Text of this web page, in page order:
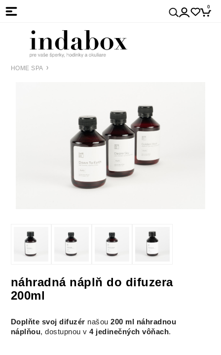
0
HOME SPA
náhradná náplň do difuzera
200ml
Doplňte svoj difuzér našou200 ml náhradnou
náplňou, dostupnou v4 jedinečných vôňach.